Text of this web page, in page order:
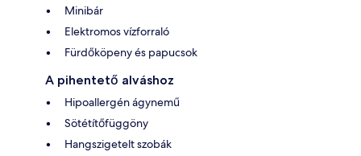
Minibár
Elektromos vízforraló
Fürdőköpeny és papucsok
A pihentető alváshoz
Hipoallergén ágynemű
Sötétítőfüggöny
Hangszigetelt szobák